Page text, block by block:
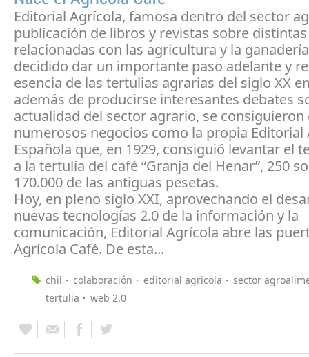
Editorial Agrícola, famosa dentro del sector
publicación de libros y revistas sobre
relacionadas con las agricultura y la
decidido dar un importante paso adelante y
esencia de las tertulias agrarias del siglo XX
además de producirse interesantes debates
actualidad del sector agrario, se
numerosos negocios como la propia Editorial
Española que, en 1929, consiguió levantar el
a la tertulia del café “Granja del Henar”, 250
170.000 de las antiguas pesetas.
Hoy, en pleno siglo XXI, aprovechando el
nuevas tecnologías 2.0 de la información y la
comunicación, Editorial Agrícola abre las
Agrícola Café. De esta...
chil colaboración editorial agricola
sector
tertulia
web 2.0